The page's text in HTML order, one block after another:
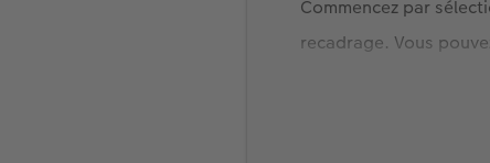
Commencez par
recadrage. Vous